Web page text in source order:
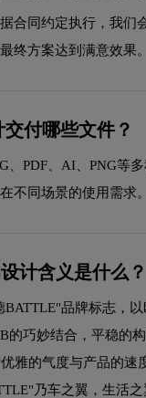
合同约定执行，我们
终方案达到满意效果。
付哪些文件？
、PDF、AI、PNG等
不同场景的使用需求。
计含义是什么？
品牌标志，
的巧妙结合，平稳的
雅的气度与产品的速
乃车之翼，生活之